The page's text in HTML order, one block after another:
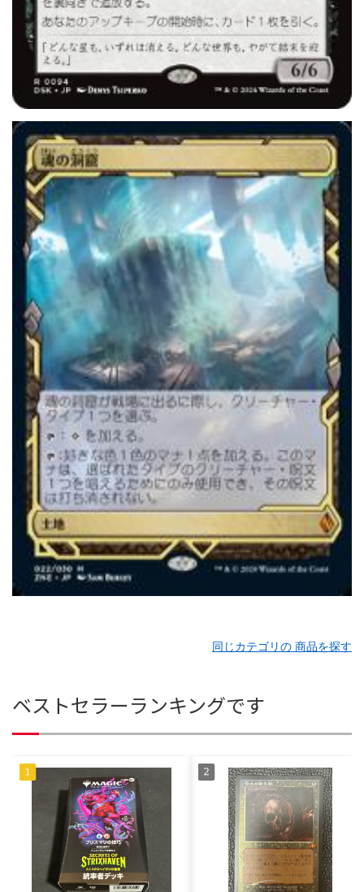
同じカテゴリの 商品を探す
ベストセラーランキングです